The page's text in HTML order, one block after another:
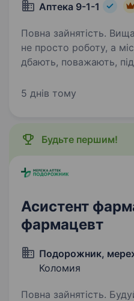
Аптека 9-1-1
Повна зайнятість. Вища
не просто роботу, а
дбають, поважають,
мережі «Аптека
5 днів тому
Будьте першим!
Асистент
фармацевт
Подорожник,
Коломия
Повна зайнятість. Будуй кар'єру в фармації